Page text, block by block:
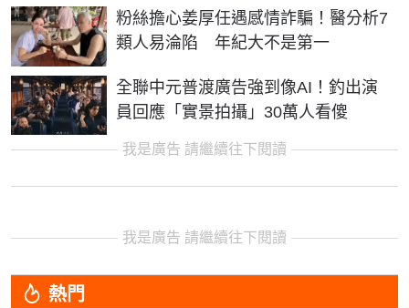
粉絲擔心姜厚任遇感情詐騙！醫分析7
類人易淪陷 年紀大不是第一
全聯中元普渡廣告強到像AI！釣出演
員回應「實景拍攝」30萬人看傻
我是廣告 請繼續往下閱讀
我是廣告 請繼續往下閱讀
熱門